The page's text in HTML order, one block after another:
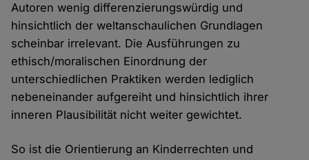
Autoren wenig differenzierungswürdig und
hinsichtlich der weltanschaulichen Grundlagen
scheinbar irrelevant. Die Ausführungen zu
ethisch/moralischen Einordnung der
unterschiedlichen Praktiken werden lediglich
nebeneinander aufgereiht und hinsichtlich ihrer
inneren Plausibilität nicht weiter gewichtet.
So ist die Orientierung an Kinderrechten und